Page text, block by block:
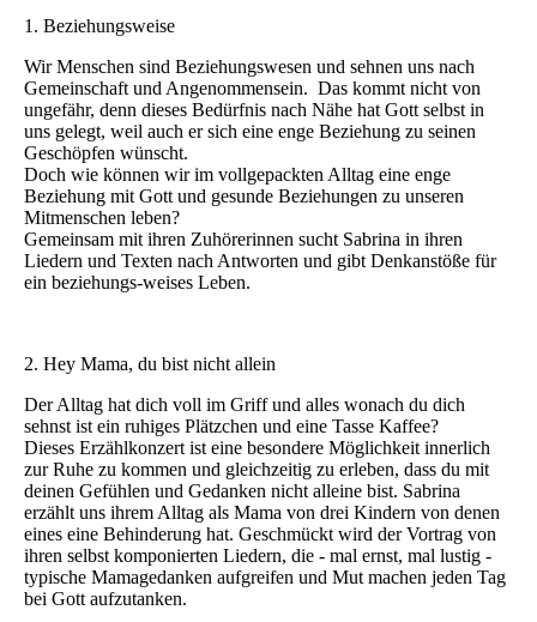
1. Beziehungsweise
Wir Menschen sind Beziehungswesen und sehnen uns nach
Gemeinschaft und Angenommensein. Das kommt nicht von
ungefähr, denn dieses Bedürfnis nach Nähe hat Gott selbst in
uns gelegt, weil auch er sich eine enge Beziehung zu seinen
Geschöpfen wünscht.
Doch wie können wir im vollgepackten Alltag eine enge
Beziehung mit Gott und gesunde Beziehungen zu unseren
Mitmenschen leben?
Gemeinsam mit ihren Zuhörerinnen sucht Sabrina in ihren
Liedern und Texten nach Antworten und gibt Denkanstöße für
ein beziehungs-weises Leben.
2. Hey Mama, du bist nicht allein
Der Alltag hat dich voll im Griff und alles wonach du dich
sehnst ist ein ruhiges Plätzchen und eine Tasse Kaffee?
Dieses Erzählkonzert ist eine besondere Möglichkeit innerlich
zur Ruhe zu kommen und gleichzeitig zu erleben, dass du mit
deinen Gefühlen und Gedanken nicht alleine bist. Sabrina
erzählt uns ihrem Alltag als Mama von drei Kindern von denen
eines eine Behinderung hat. Geschmückt wird der Vortrag von
ihren selbst komponierten Liedern, die - mal ernst, mal lustig -
typische Mamagedanken aufgreifen und Mut machen jeden Tag
bei Gott aufzutanken.